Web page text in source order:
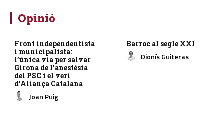
Opinió
Front independentista
i municipalista:
l’única via per salvar
Girona de l’anestèsia
del PSC i el verí
d’Aliança Catalana
Joan Puig
Barroc al segle XXI
Dionís Guiteras